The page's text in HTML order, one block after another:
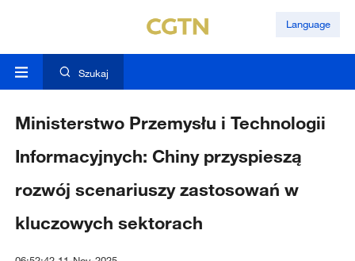
Language
Szukaj
Ministerstwo Przemysłu i Technologii
Informacyjnych: Chiny przyspieszą
rozwój scenariuszy zastosowań w
kluczowych sektorach